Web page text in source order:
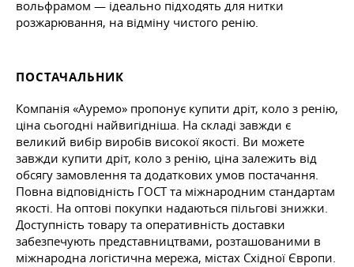
вольфрамом — ідеально підходять для нитки
розжарювання, на відміну чистого ренію.
ПОСТАЧАЛЬНИК
Компанія «Ауремо» пропонує купити дріт, коло з ренію,
ціна сьогодні найвигідніша. На складі завжди є
великий вибір виробів високої якості. Ви можете
завжди купити дріт, коло з ренію, ціна залежить від
обсягу замовлення та додаткових умов постачання.
Повна відповідність ГОСТ та міжнародним стандартам
якості. На оптові покупки надаються пільгові знижки.
Доступність товару та оперативність доставки
забезпечують представництвами, розташованими в
міжнародна логістична мережа, містах Східної Європи.